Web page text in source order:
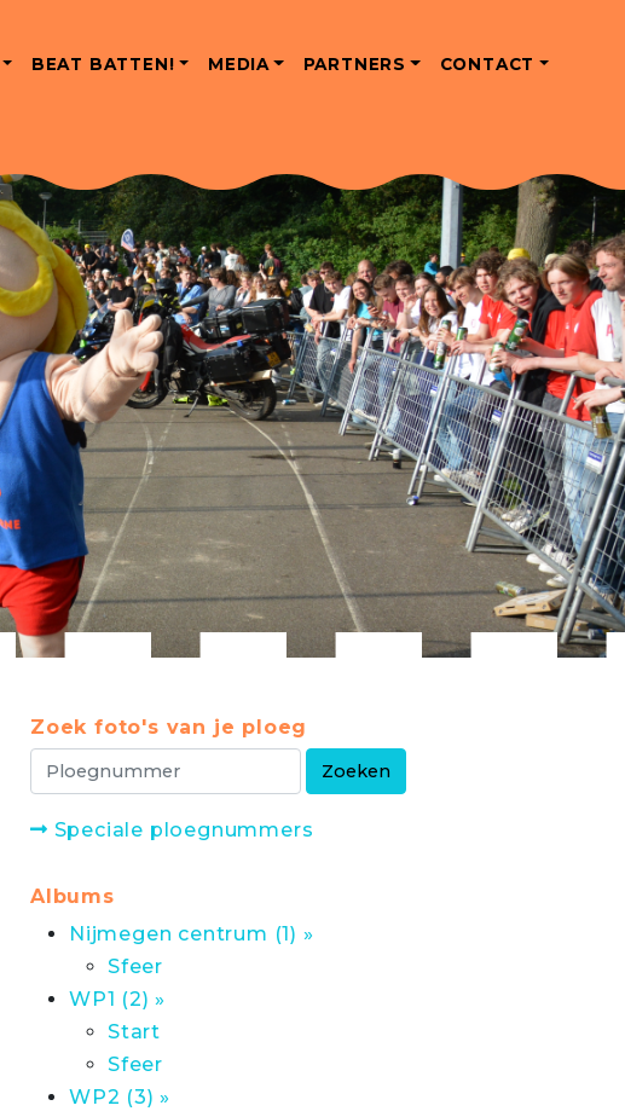
BEAT BATTEN! MEDIA PARTNERS CONTACT
Zoek foto's van je ploeg
Speciale ploegnummers
Albums
Nijmegen centrum (1) »
Sfeer
WP1 (2) »
Start
Sfeer
WP2 (3) »